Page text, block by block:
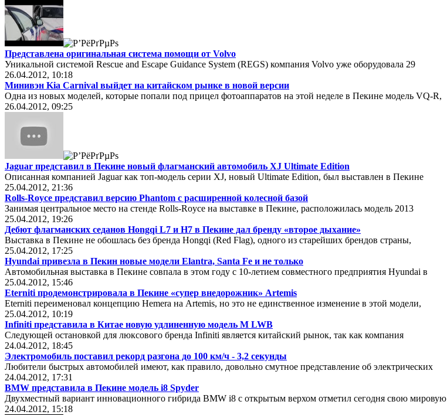
Представлена оригинальная система помощи от Volvo
Уникальной системой Rescue and Escape Guidance System (REGS) компания Volvo уже оборудовала 29
26.04.2012, 10:18
Минивэн Kia Carnival выйдет на китайском рынке в новой версии
Одна из новых моделей, которые попали под прицел фотоаппаратов на этой неделе в Пекине модель VQ-R,
26.04.2012, 09:25
Jaguar представил в Пекине новый флагманский автомобиль XJ Ultimate Edition
Описанная компанией Jaguar как топ-модель серии XJ, новый Ultimate Edition, был выставлен в Пекине
25.04.2012, 21:36
Rolls-Royce представил версию Phantom с расширенной колесной базой
Занимая центральное место на стенде Rolls-Royce на выставке в Пекине, расположилась модель 2013
25.04.2012, 19:26
Дебют флагманских седанов Hongqi L7 и H7 в Пекине дал бренду «второе дыхание»
Выставка в Пекине не обошлась без бренда Hongqi (Red Flag), одного из старейших брендов страны,
25.04.2012, 17:25
Hyundai привезла в Пекин новые модели Elantra, Santa Fe и не только
Автомобильная выставка в Пекине совпала в этом году с 10-летием совместного предприятия Hyundai в
25.04.2012, 15:46
Eterniti продемонстрировала в Пекине «супер внедорожник» Artemis
Eterniti переименовал концепцию Hemera на Artemis, но это не единственное изменение в этой модели,
25.04.2012, 10:19
Infiniti представила в Китае новую удлиненную модель M LWB
Следующей остановкой для люксового бренда Infiniti является китайский рынок, так как компания
24.04.2012, 18:45
Электромобиль поставил рекорд разгона до 100 км/ч - 3,2 секунды
Любители быстрых автомобилей имеют, как правило, довольно смутное представление об электрических
24.04.2012, 17:31
BMW представила в Пекине модель i8 Spyder
Двухместный вариант инновационного гибрида BMW i8 с открытым верхом отметил сегодня свою мировую
24.04.2012, 15:18